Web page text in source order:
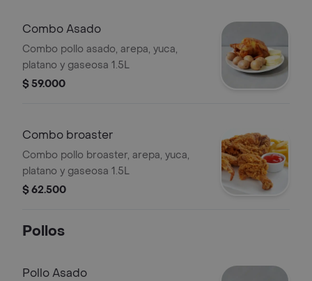
Combo Asado
Combo pollo asado, arepa, yuca,
platano y gaseosa 1.5L
$ 59.000
Combo broaster
Combo pollo broaster, arepa, yuca,
platano y gaseosa 1.5L
$ 62.500
Pollos
Pollo Asado